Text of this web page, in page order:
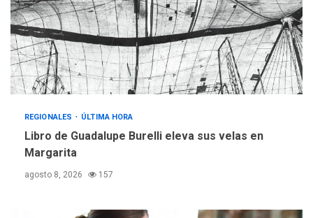
3
operativa con flota
vehicular de 60 unidades
adquiridas en un año de
gestión
4
REGIONALES ÚLTIMA HORA
«Juan Bautista Arismendi» a
la altura de Macho Muerto
trabajan en diplomado para
REGIONALES ÚLTIMA HORA
Libro de Guadalupe Burelli eleva sus velas en
Margarita
agosto 8, 2026 157